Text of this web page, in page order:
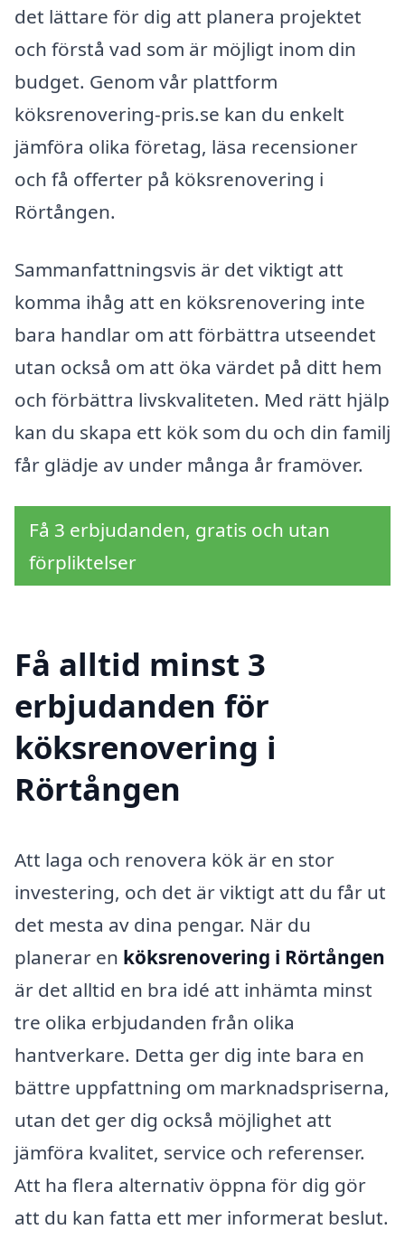
det lättare för dig att planera projektet
och förstå vad som är möjligt inom din
budget. Genom vår plattform
köksrenovering-pris.se kan du enkelt
jämföra olika företag, läsa recensioner
och få offerter på köksrenovering i
Rörtången.
Sammanfattningsvis är det viktigt att
komma ihåg att en köksrenovering inte
bara handlar om att förbättra utseendet
utan också om att öka värdet på ditt hem
och förbättra livskvaliteten. Med rätt hjälp
kan du skapa ett kök som du och din familj
får glädje av under många år framöver.
Få 3 erbjudanden, gratis och utan
förpliktelser
Få alltid minst 3
erbjudanden för
köksrenovering i
Rörtången
Att laga och renovera kök är en stor
investering, och det är viktigt att du får ut
det mesta av dina pengar. När du
planerar en köksrenovering i Rörtången
är det alltid en bra idé att inhämta minst
tre olika erbjudanden från olika
hantverkare. Detta ger dig inte bara en
bättre uppfattning om marknadspriserna,
utan det ger dig också möjlighet att
jämföra kvalitet, service och referenser.
Att ha flera alternativ öppna för dig gör
att du kan fatta ett mer informerat beslut.